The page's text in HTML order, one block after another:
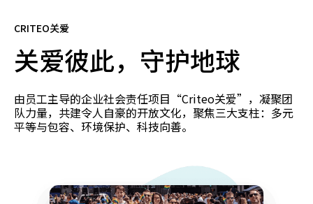
CRITEO关爱
关爱彼此，守护地球
由员工主导的企业社会责任项目“Criteo关爱”，凝聚团
队力量，共建令人自豪的开放文化，聚焦三大支柱：多元
平等与包容、环境保护、科技向善。